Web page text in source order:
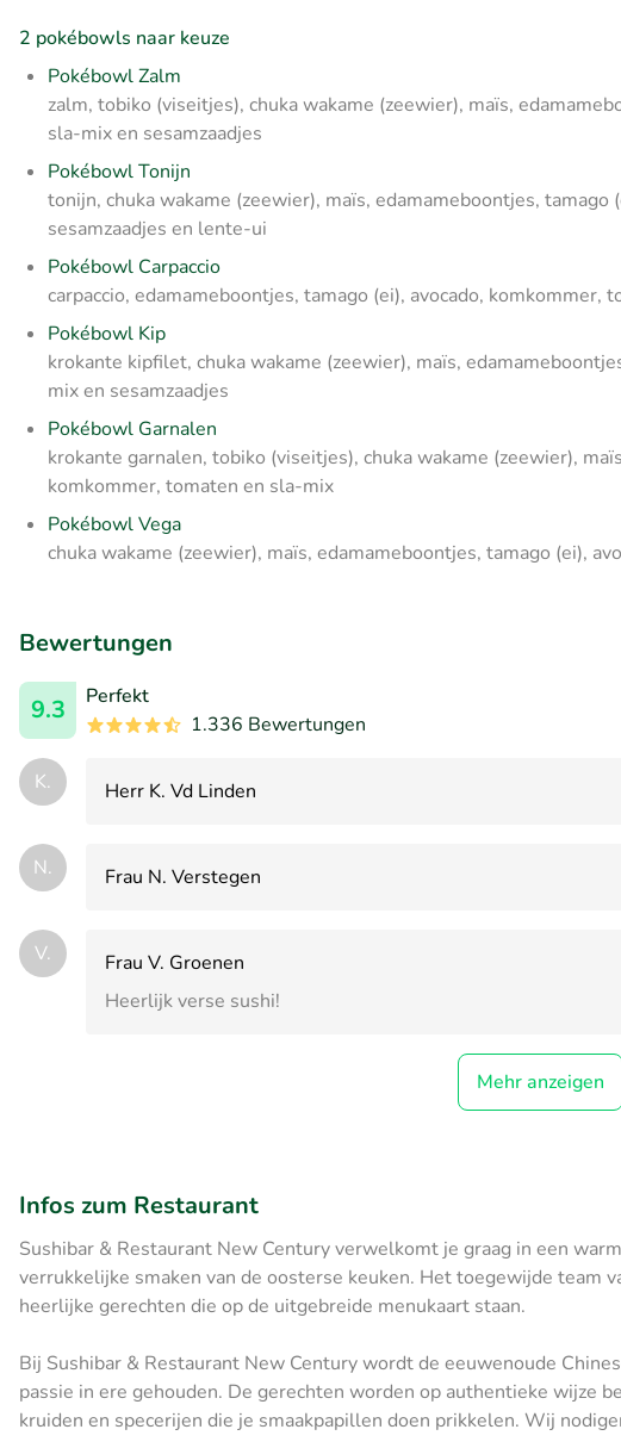
2 pokébowls naar keuze
Pokébowl Zalm
zalm, tobiko (viseitjes), chuka wakame (zeewier), maïs,
sla-mix en sesamzaadjes
Pokébowl Tonijn
tonijn, chuka wakame (zeewier), maïs, edamameboontjes,
sesamzaadjes en lente-ui
Pokébowl Carpaccio
carpaccio, edamameboontjes, tamago (ei), avocado,
Pokébowl Kip
krokante kipfilet, chuka wakame (zeewier), maïs,
mix en sesamzaadjes
Pokébowl Garnalen
krokante garnalen, tobiko (viseitjes), chuka wakame (zeewier),
komkommer, tomaten en sla-mix
Pokébowl Vega
chuka wakame (zeewier), maïs, edamameboontjes, tamago (ei),
Bewertungen
9.3
Perfekt
1.336 Bewertungen
K. Herr K. Vd Linden
N. Frau N. Verstegen
V.
Frau V. Groenen
Heerlijk verse sushi!
Mehr anzeigen
Infos zum Restaurant
Sushibar & Restaurant New Century verwelkomt je graag in een
verrukkelijke smaken van de oosterse keuken. Het toegewijde team
heerlijke gerechten die op de uitgebreide menukaart staan.
Bij Sushibar & Restaurant New Century wordt de eeuwenoude
passie in ere gehouden. De gerechten worden op authentieke wijze
kruiden en specerijen die je smaakpapillen doen prikkelen. Wij